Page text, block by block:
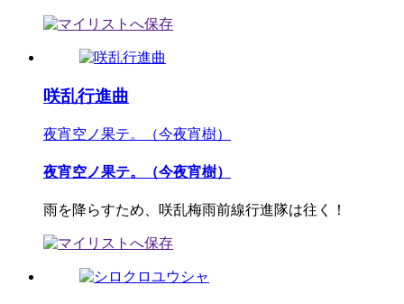
咲乱行進曲
夜宵空ノ果テ。（今夜宵樹）
夜宵空ノ果テ。（今夜宵樹）
雨を降らすため、咲乱梅雨前線行進隊は往く！